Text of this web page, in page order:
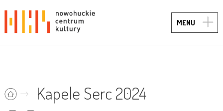
MENU
Kapele Serc 2024